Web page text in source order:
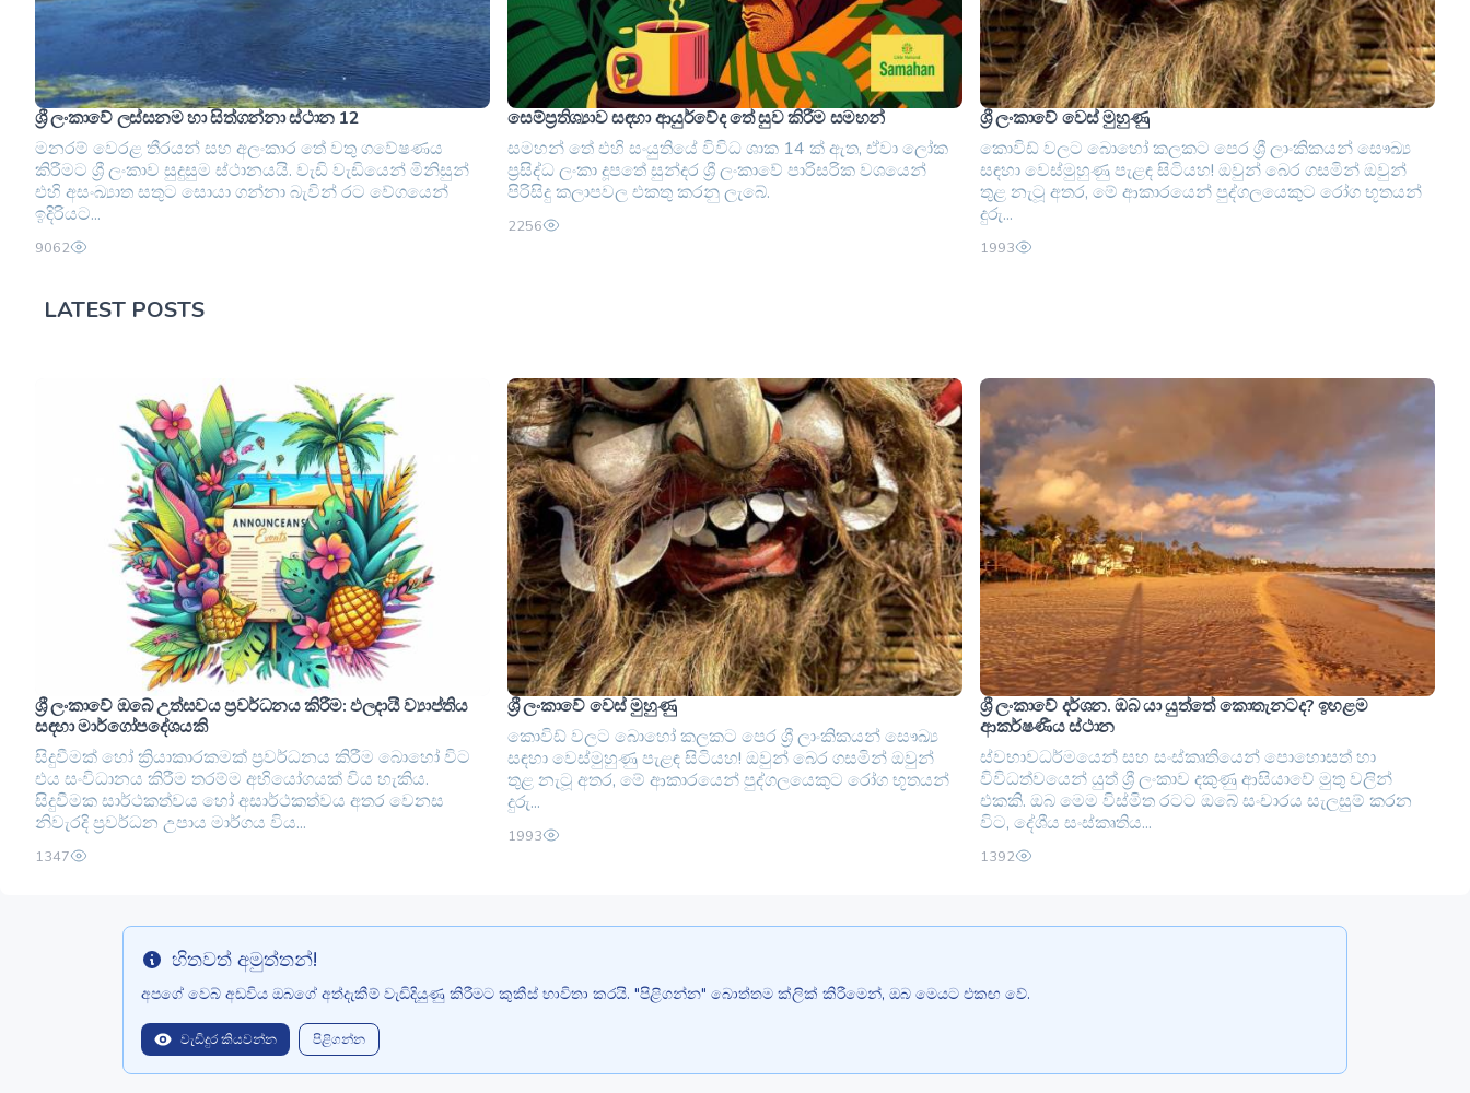
ශ්‍රී ලංකාවේ ලස්සනම හා සිත්ගන්නා ස්ථාන 12
මනරම් වෙරළ තීරයන් සහ අලංකාර තේ වතු ගවේෂණය
කිරීමට ශ්‍රී ලංකාව සුදුසුම ස්ථානයයි. වැඩි වැඩියෙන් මිනිසුන්
එහි අසංඛ්‍යාත සතුට සොයා ගන්නා බැවින් රට වේගයෙන්
ඉදිරියට...
9062
සෙම්ප්‍රතිශ්‍යාව සඳහා ආයුර්වේද තේ සුව කිරීම සමහන්
සමහන් තේ එහි සංයුතියේ විවිධ ශාක 14 ක් ඇත, ඒවා ලෝක
ප්‍රසිද්ධ ලංකා දූපතේ සුන්දර ශ්‍රී ලංකාවේ පාරිසරික වශයෙන්
පිරිසිදු කලාපවල එකතු කරනු ලැබේ.
2256
ශ්‍රී ලංකාවේ වෙස් මුහුණු
කොවිඩ් වලට බොහෝ කලකට පෙර ශ්‍රී ලාංකිකයන් සෞඛ්‍ය
සඳහා වෙස්මුහුණු පැළඳ සිටියහ! ඔවුන් බෙර ගසමින් ඔවුන්
තුළ නැටූ අතර, මේ ආකාරයෙන් පුද්ගලයෙකුට රෝග භූතයන්
දුරු...
1993
LATEST POSTS
ශ්‍රී ලංකාවේ ඔබේ උත්සවය ප්‍රවර්ධනය කිරීම: ඵලදායී ව්‍යාප්තිය
සඳහා මාර්ගෝපදේශයකි
සිදුවීමක් හෝ ක්‍රියාකාරකමක් ප්‍රවර්ධනය කිරීම බොහෝ විට
එය සංවිධානය කිරීම තරම්ම අභියෝගයක් විය හැකිය.
සිදුවීමක සාර්ථකත්වය හෝ අසාර්ථකත්වය අතර වෙනස
නිවැරදි ප්‍රවර්ධන උපාය මාර්ගය විය...
1347
ශ්‍රී ලංකාවේ වෙස් මුහුණු
කොවිඩ් වලට බොහෝ කලකට පෙර ශ්‍රී ලාංකිකයන් සෞඛ්‍ය
සඳහා වෙස්මුහුණු පැළඳ සිටියහ! ඔවුන් බෙර ගසමින් ඔවුන්
තුළ නැටූ අතර, මේ ආකාරයෙන් පුද්ගලයෙකුට රෝග භූතයන්
දුරු...
1993
ශ්‍රී ලංකාවේ දර්ශන. ඔබ යා යුත්තේ කොතැනටද? ඉහළම
ආකර්ෂණීය ස්ථාන
ස්වභාවධර්මයෙන් සහ සංස්කෘතියෙන් පොහොසත් හා
විවිධත්වයෙන් යුත් ශ්‍රී ලංකාව දකුණු ආසියාවේ මුතු වලින්
එකකි. ඔබ මෙම විස්මිත රටට ඔබේ සංචාරය සැලසුම් කරන
විට, දේශීය සංස්කෘතිය...
1392
Info හිතවත් අමුත්තන්!
අපගේ වෙබ් අඩවිය ඔබගේ අත්දැකීම් වැඩිදියුණු කිරීමට කුකීස් භාවිතා කරයි. "පිළිගන්න" බොත්තම ක්ලික් කිරීමෙන්, ඔබ මෙයට එකඟ වේ.
වැඩිදුර කියවන්න පිළිගන්න